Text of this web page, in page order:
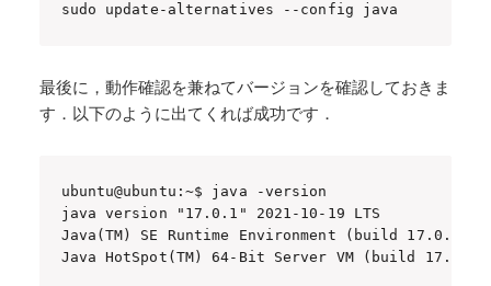
sudo update-alternatives --config java
最後に，動作確認を兼ねてバージョンを確認しておきま
す．以下のように出てくれば成功です．
ubuntu@ubuntu:~$ java -version
java version "17.0.1" 2021-10-19 LTS
Java(TM) SE Runtime Environment (build
Java HotSpot(TM) 64-Bit Server VM (build